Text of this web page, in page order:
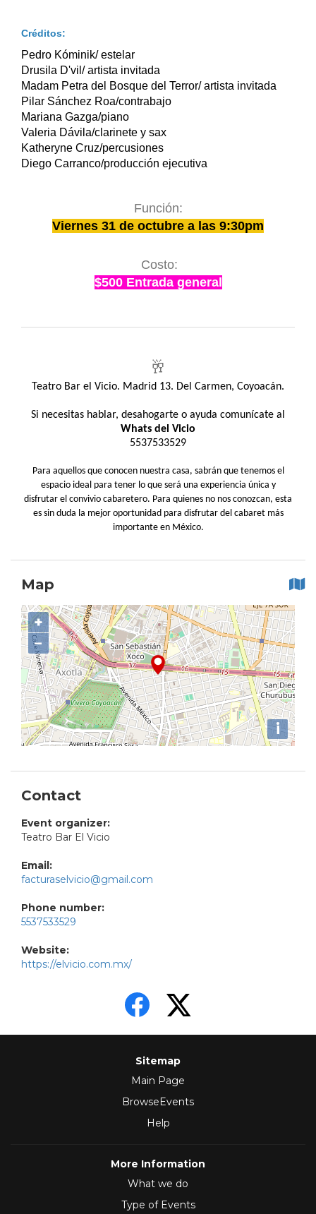
Créditos:
Pedro Kóminik/ estelar
Drusila D'vil/ artista invitada
Madam Petra del Bosque del Terror/ artista invitada
Pilar Sánchez Roa/contrabajo
Mariana Gazga/piano
Valeria Dávila/clarinete y sax
Katheryne Cruz/percusiones
Diego Carranco/producción ejecutiva
Función:
Viernes 31 de octubre a las 9:30pm
Costo:
$500 Entrada general
🥂
Teatro Bar el Vicio. Madrid 13. Del Carmen, Coyoacán.
Si necesitas hablar, desahogarte o ayuda comunícate al
Whats del Vicio
5537533529
Para aquellos que conocen nuestra casa, sabrán que tenemos el
espacio ideal para tener lo que será una experiencia única y
disfrutar el convivio cabaretero. Para quienes no nos conozcan, esta
es sin duda la mejor oportunidad para disfrutar del cabaret más
importante en México.
Map
+
−
i
Contact
Event organizer:
Teatro Bar El Vicio
Email:
facturaselvicio@gmail.com
Phone number:
5537533529
Website:
https://elvicio.com.mx/
Sitemap
Main Page
BrowseEvents
Help
More Information
What we do
Type of Events